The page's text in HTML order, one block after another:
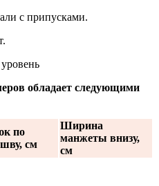
с припусками.
обладает следующими
по
см
Ширина
манжеты внизу,
см